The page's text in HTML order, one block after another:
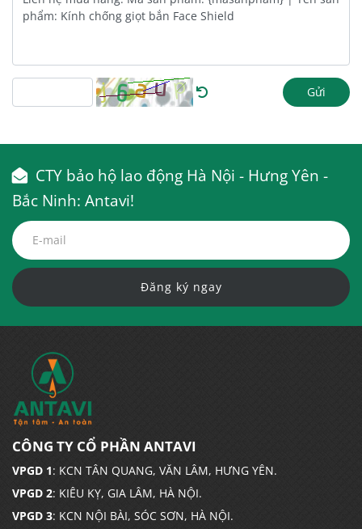
Gửi
CTY bảo hộ lao động Hà Nội - Hưng Yên -
Bắc Ninh: Antavi!
Đăng ký ngay
CÔNG TY CỔ PHẦN ANTAVI
VPGD 1: KCN TÂN QUANG, VĂN LÂM, HƯNG YÊN.
VPGD 2: KIÊU KỴ, GIA LÂM, HÀ NỘI.
VPGD 3: KCN NỘI BÀI, SÓC SƠN, HÀ NỘI.